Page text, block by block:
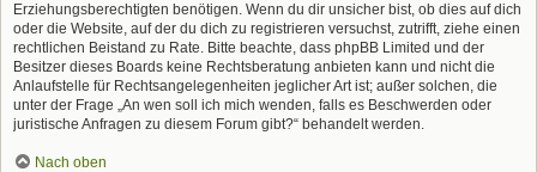
Erziehungsberechtigten benötigen. Wenn du dir unsicher bist, ob dies auf dich
oder die Website, auf der du dich zu registrieren versuchst, zutrifft, ziehe einen
rechtlichen Beistand zu Rate. Bitte beachte, dass phpBB Limited und der
Besitzer dieses Boards keine Rechtsberatung anbieten kann und nicht die
Anlaufstelle für Rechtsangelegenheiten jeglicher Art ist; außer solchen, die
unter der Frage „An wen soll ich mich wenden, falls es Beschwerden oder
juristische Anfragen zu diesem Forum gibt?“ behandelt werden.
Nach oben